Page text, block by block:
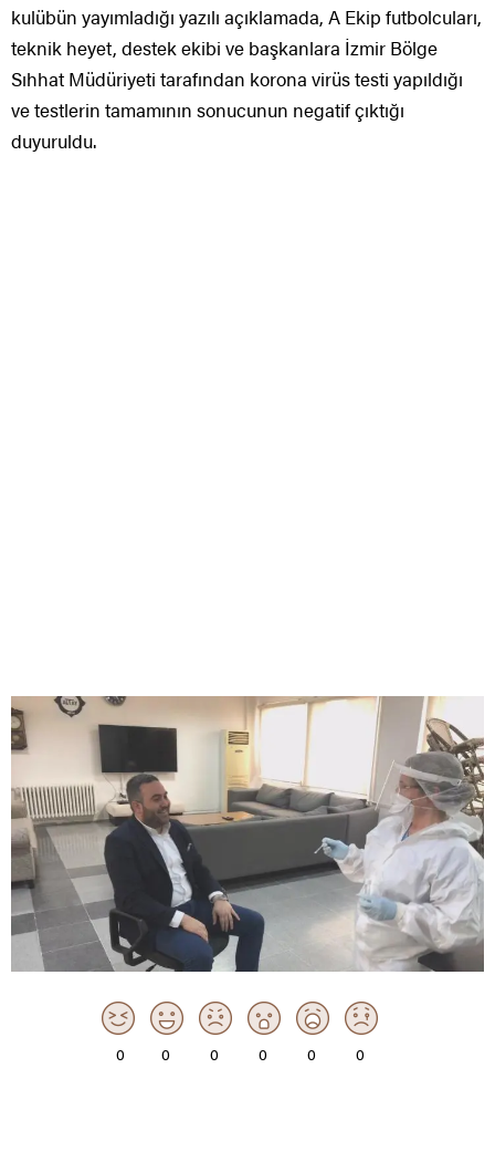
kulübün yayımladığı yazılı açıklamada, A Ekip futbolcuları,
teknik heyet, destek ekibi ve başkanlara İzmir Bölge
Sıhhat Müdüriyeti tarafından korona virüs testi yapıldığı
ve testlerin tamamının sonucunun negatif çıktığı
duyuruldu.
0 0 0 0 0 0